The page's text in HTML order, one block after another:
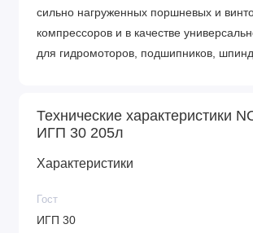
сильно нагруженных поршневых и
компрессоров и в качестве
для гидромоторов, подшипников,
Технические характеристики
ИГП 30 205л
Характеристики
Гост
ИГП 30